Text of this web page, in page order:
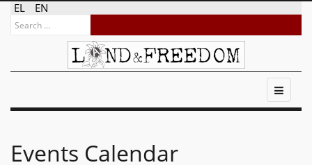
EL EN
Events Calendar